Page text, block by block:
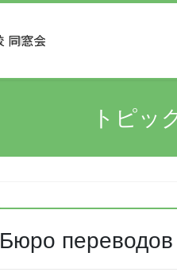
トピッ
Бюро переводов